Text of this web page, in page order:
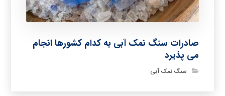
صادرات سنگ نمک آبی به کدام کشورها انجام
می پذیرد
سنگ نمک آبی